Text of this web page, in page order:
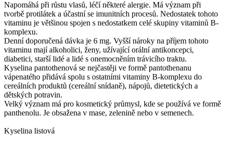
Napomáhá při růstu vlasů, léčí některé alergie. Má význam při
tvorbě protilátek a účastní se imunitních procesů. Nedostatek tohoto
vitaminu je většinou spojen s nedostatkem celé skupiny vitaminů B-
komplexu.
Denní doporučená dávka je 6 mg. Vyšší nároky na příjem tohoto
vitaminu mají alkoholici, ženy, užívající orální antikoncepci,
diabetici, starší lidé a lidé s onemocněním trávicího traktu.
Kyselina pantothenová se nejčastěji ve formě pantothenanu
vápenatého přidává spolu s ostatními vitaminy B-komplexu do
cereálních produktů (cereální snídaně), nápojů, dietetických a
dětských potravin.
Velký význam má pro kosmetický průmysl, kde se používá ve formě
panthenolu. Je obsažena v mase, zelenině nebo v semenech.
Kyselina listová